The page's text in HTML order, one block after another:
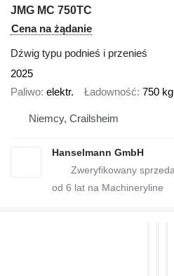
JMG MC 750TC
Cena na żądanie
Dźwig typu podnieś i przenieś
2025
Paliwo elektr. Ładowność 750 kg
Niemcy, Crailsheim
Hanselmann GmbH
od 6 lat na Machineryline